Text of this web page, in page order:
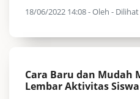
18/06/2022 14:08 - Oleh -
Cara Baru dan Mudah
Lembar Aktivitas